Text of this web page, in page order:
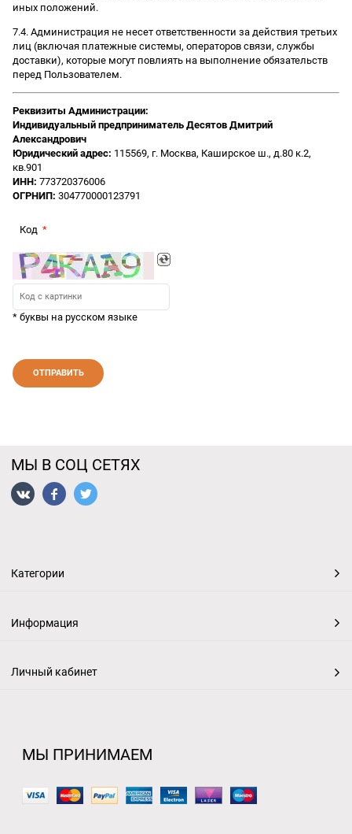
иных положений.
7.4. Администрация не несет ответственности за действия третьих
лиц (включая платежные системы, операторов связи, службы
доставки), которые могут повлиять на выполнение обязательств
перед Пользователем.
Реквизиты Администрации:
Индивидуальный предприниматель Десятов Дмитрий
Александрович
Юридический адрес: 115569, г. Москва, Каширское ш., д.80 к.2,
кв.901
ИНН: 773720376006
ОГРНИП: 304770000123791
Код
* буквы на русском языке
МЫ В СОЦ СЕТЯХ
Категории
Информация
Личный кабинет
МЫ ПРИНИМАЕМ